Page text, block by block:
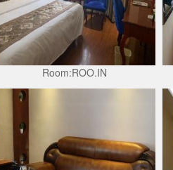
Room:ROO.IN